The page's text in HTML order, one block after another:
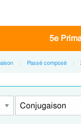
5e
Passé composé